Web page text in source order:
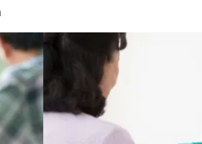
社会福祉主事任用
ジャー）
自動車免許
4週8休 (70)